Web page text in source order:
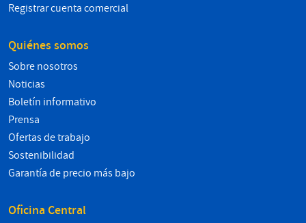
Registrar cuenta comercial
Quiénes somos
Sobre nosotros
Noticias
Boletín informativo
Prensa
Ofertas de trabajo
Sostenibilidad
Garantía de precio más bajo
Oficina Central